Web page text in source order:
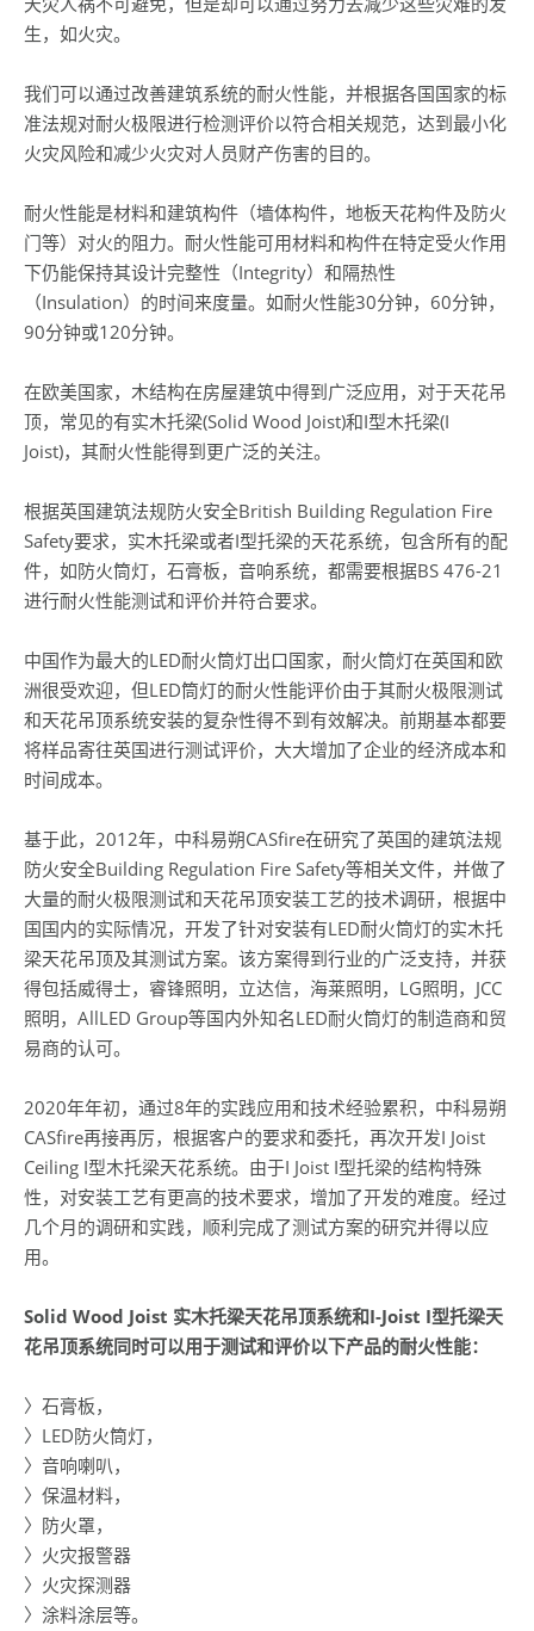
生，如火灾。
我们可以通过改善建筑系统的耐火性能，并根据各国国家的标
准法规对耐火极限进行检测评价以符合相关规范，达到最小化
火灾风险和减少火灾对人员财产伤害的目的。
耐火性能是材料和建筑构件（墙体构件，地板天花构件及防火
门等）对火的阻力。耐火性能可用材料和构件在特定受火作用
下仍能保持其设计完整性（Integrity）和隔热性
（Insulation）的时间来度量。如耐火性能30分钟，60分钟，
90分钟或120分钟。
在欧美国家，木结构在房屋建筑中得到广泛应用，对于天花吊
顶，常见的有实木托梁(Solid Wood Joist)和I型木托梁(I
Joist)，其耐火性能得到更广泛的关注。
根据英国建筑法规防火安全British Building Regulation Fire
Safety要求，实木托梁或者I型托梁的天花系统，包含所有的配
件，如防火筒灯，石膏板，音响系统，都需要根据BS 476-21
进行耐火性能测试和评价并符合要求。
中国作为最大的LED耐火筒灯出口国家，耐火筒灯在英国和欧
洲很受欢迎，但LED筒灯的耐火性能评价由于其耐火极限测试
和天花吊顶系统安装的复杂性得不到有效解决。前期基本都要
将样品寄往英国进行测试评价，大大增加了企业的经济成本和
时间成本。
基于此，2012年，中科易朔CASfire在研究了英国的建筑法规
防火安全Building Regulation Fire Safety等相关文件，并做了
大量的耐火极限测试和天花吊顶安装工艺的技术调研，根据中
国国内的实际情况，开发了针对安装有LED耐火筒灯的实木托
梁天花吊顶及其测试方案。该方案得到行业的广泛支持，并获
得包括威得士，睿锋照明，立达信，海莱照明，LG照明，JCC
照明，AllLED Group等国内外知名LED耐火筒灯的制造商和贸
易商的认可。
2020年年初，通过8年的实践应用和技术经验累积，中科易朔
CASfire再接再厉，根据客户的要求和委托，再次开发I Joist
Ceiling I型木托梁天花系统。由于I Joist I型托梁的结构特殊
性，对安装工艺有更高的技术要求，增加了开发的难度。经过
几个月的调研和实践，顺利完成了测试方案的研究并得以应
用。
Solid Wood Joist 实木托梁天花吊顶系统和I-Joist I型托梁天
花吊顶系统同时可以用于测试和评价以下产品的耐火性能：
〉石膏板，
〉LED防火筒灯，
〉音响喇叭，
〉保温材料，
〉防火罩，
〉火灾报警器
〉火灾探测器
〉涂料涂层等。